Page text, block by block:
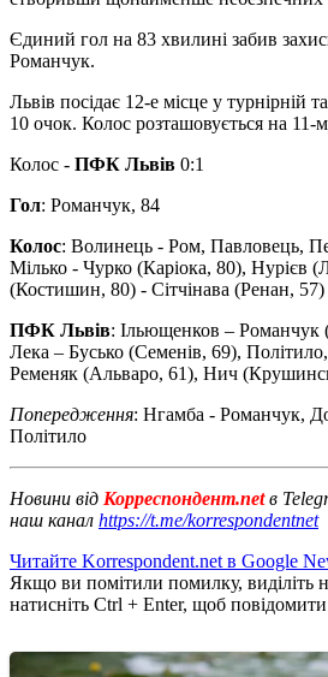
Єдиний гол на 83 хвилині забив
Романчук.
Львів посідає 12-е місце у
10 очок. Колос розташовується на 11-
Колос - ПФК Львів 0:1
Гол: Романчук, 84
Колос: Волинець - Ром, Павловець,
Мілько - Чурко (Каріока, 80), Нурієв
(Костишин, 80) - Сітчінава (Ренан, 57)
ПФК Львів: Ільющенков – Романчук
Лека – Бусько (Семенів, 69),
Ременяк (Альваро, 61), Нич
Попередження: Нгамба - Романчук,
Політило
Новини від Корреспондент.netв
наш канал https://t.me/korrespondentnet
Читайте Korrespondent.net в Google
Якщо ви помітили помилку, виділіть
натисніть Ctrl + Enter, щоб